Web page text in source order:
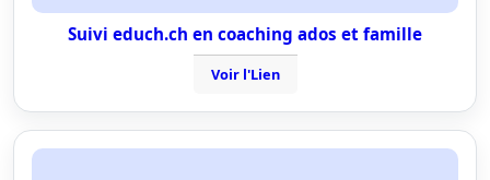
Suivi educh.ch en coaching ados et famille
Voir l'Lien